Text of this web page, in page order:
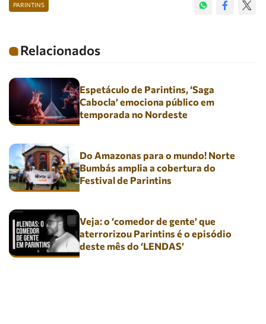
PARINTINS
Relacionados
Espetáculo de Parintins, ‘Saga
Cabocla’ emociona público em
temporada no Nordeste
Do Amazonas para o mundo! Norte
Bumbás amplia a cobertura do
Festival de Parintins
Veja: o ‘comedor de gente’ que
aterrorizou Parintins é o episódio
deste mês do ‘LENDAS’